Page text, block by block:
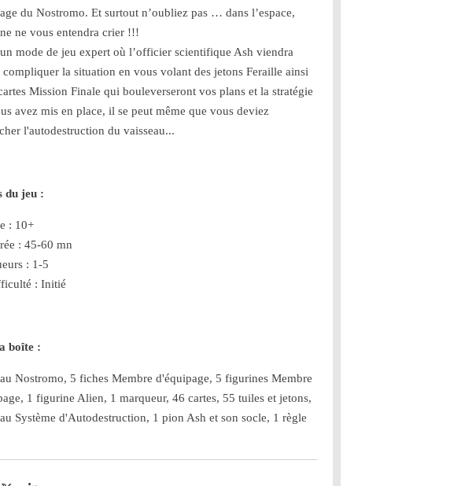
du Nostromo. Et surtout n’oubliez pas … dans l’espace,
ne vous entendra crier !!!
mode de jeu expert où l’officier scientifique Ash viendra
compliquer la situation en vous volant des jetons Feraille ainsi
Mission Finale qui bouleverseront vos plans et la stratégie
avez mis en place, il se peut même que vous deviez
l'autodestruction du vaisseau...
du jeu :
: 10+
: 45-60 mn
: 1-5
: Initié
boîte :
Nostromo, 5 fiches Membre d'équipage, 5 figurines Membre
1 figurine Alien, 1 marqueur, 46 cartes, 55 tuiles et jetons,
Système d'Autodestruction, 1 pion Ash et son socle, 1 règle